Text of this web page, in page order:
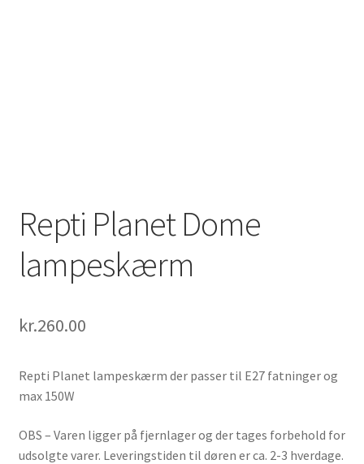
Repti Planet Dome
lampeskærm
kr.260.00
Repti Planet lampeskærm der passer til E27 fatninger og
max 150W
OBS – Varen ligger på fjernlager og der tages forbehold for
udsolgte varer. Leveringstiden til døren er ca. 2-3 hverdage.